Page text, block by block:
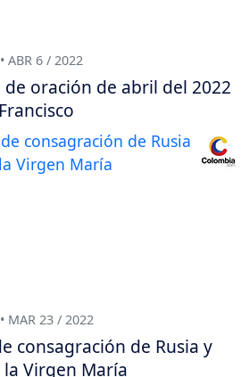
ABR 6 / 2022
oración de abril del 2022
MAR 23 / 2022
consagración de Rusia y
la Virgen María